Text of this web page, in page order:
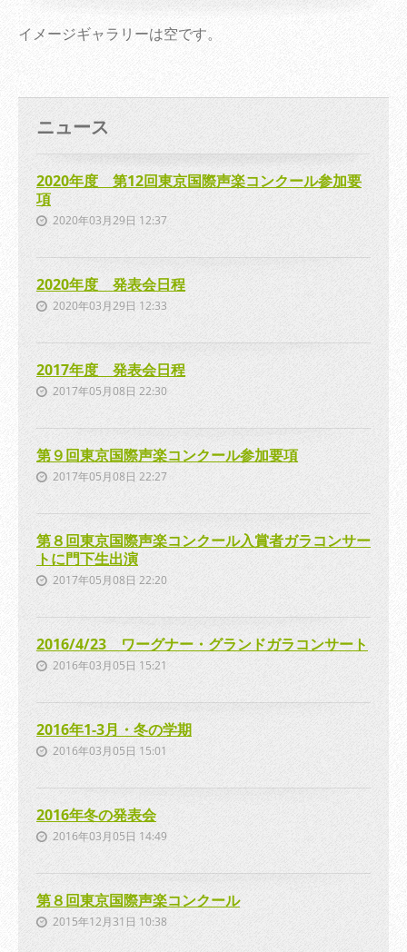
イメージギャラリーは空です。
ニュース
2020年度 第12回東京国際声楽コンクール参加要
項
2020年03月29日 12:37
2020年度 発表会日程
2020年03月29日 12:33
2017年度 発表会日程
2017年05月08日 22:30
第９回東京国際声楽コンクール参加要項
2017年05月08日 22:27
第８回東京国際声楽コンクール入賞者ガラコンサー
トに門下生出演
2017年05月08日 22:20
2016/4/23 ワーグナー・グランドガラコンサート
2016年03月05日 15:21
2016年1-3月・冬の学期
2016年03月05日 15:01
2016年冬の発表会
2016年03月05日 14:49
第８回東京国際声楽コンクール
2015年12月31日 10:38